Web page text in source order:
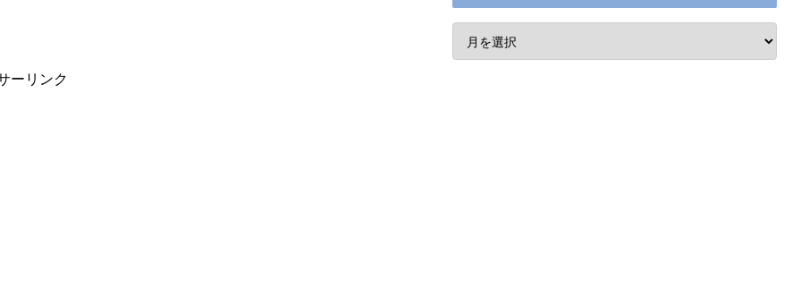
ーリンク